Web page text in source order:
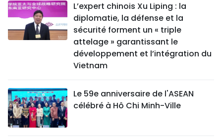
L’expert chinois Xu Liping : la
diplomatie, la défense et la
sécurité forment un « triple
attelage » garantissant le
développement et l’intégration du
Vietnam
Le 59e anniversaire de l'ASEAN
célébré à Hô Chi Minh-Ville